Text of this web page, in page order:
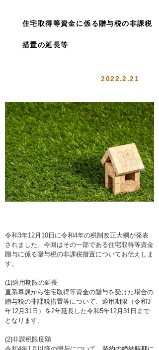
スタッフ紹介
オアシスブログ
住宅取得等資金に係る贈与税の非課税
措置の延長等
2022.2.21
令和3年12月10日に令和4年の税制改正大綱が発表
されました。今回はその一部である住宅取得等資金
贈与に係る贈与税の非課税措置についてお伝えしま
す。
(1)適用期限の延長
直系尊属から住宅取得等資金の贈与を受けた場合の
贈与税の非課税措置等について、適用期限（令和3
年12月31日）を2年延長した令和5年12月31日まで
となります。
(2)非課税限度額